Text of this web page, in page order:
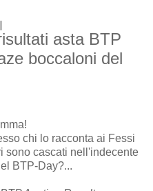
asta BTP
boccaloni del
chi lo racconta ai Fessi
sono cascati nell'indecente
BTP-Day?...